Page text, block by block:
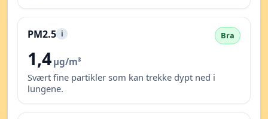
PM2.5 i Bra
1,4 µg/m³
Svært fine partikler som kan trekke dypt ned i
lungene.